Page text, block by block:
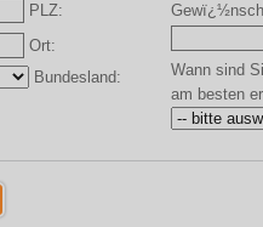
PLZ:
Ort:
Bundesland:
Wann sind
am besten